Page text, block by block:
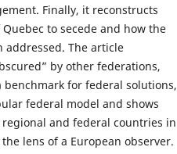
Finally, it reconstructs
to secede and how the
The article
by other federations,
benchmark for federal solutions,
federal model and shows
and federal countries in
lens of a European observer.